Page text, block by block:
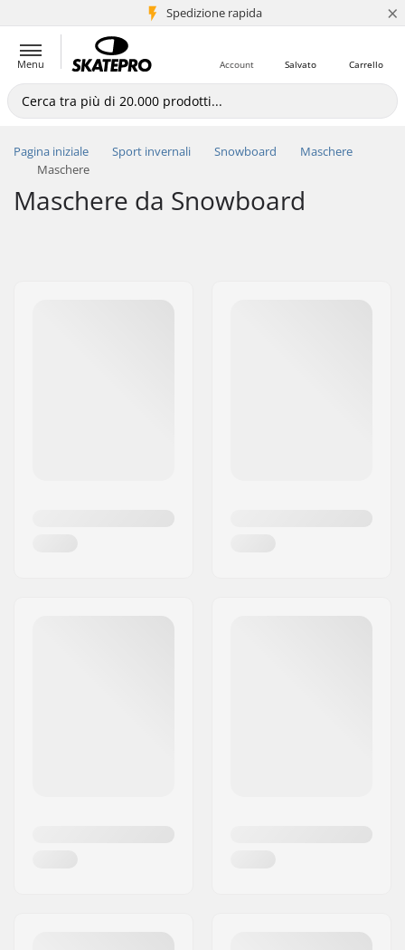
Spedizione rapida
+5 mln di clienti ×
Menu Carrello
Salvato
Account
Pagina iniziale Sport invernali Snowboard
Maschere
Maschere
Maschere da Snowboard